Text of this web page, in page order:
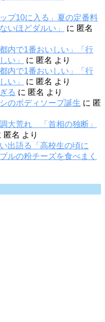
プ10に入る」夏の定番料
いほどダルい」
に 匿名
内で1番おいしい」「行
い」
に 匿名 より
内で1番おいしい」「行
い」
に 匿名 より
る に 匿名 より
のボディソープ誕生 に 匿
大荒れ 「首相の独断」
匿名 より
出語る「高校生の頃に
ルの粉チーズを食べまく